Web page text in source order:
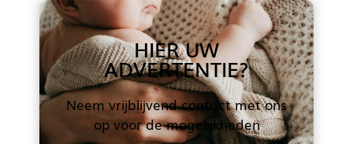
HIER UW
ADVERTENTIE?
Neem vrijblijvend contact met ons
op voor de mogelijkheden